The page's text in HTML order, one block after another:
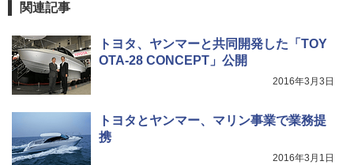
関連記事
トヨタ、ヤンマーと共同開発した「TOY
OTA-28 CONCEPT」公開
2016年3月3日
トヨタとヤンマー、マリン事業で業務提
携
2016年3月1日